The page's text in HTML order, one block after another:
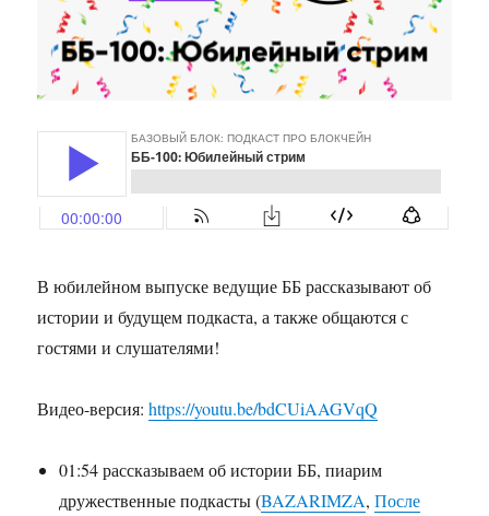
В юбилейном выпуске ведущие ББ рассказывают об
истории и будущем подкаста, а также общаются с
гостями и слушателями!
Видео-версия:https://youtu.be/bdCUiAAGVqQ
01:54 рассказываем об истории ББ, пиарим
дружественные подкасты (BAZARIMZA,После